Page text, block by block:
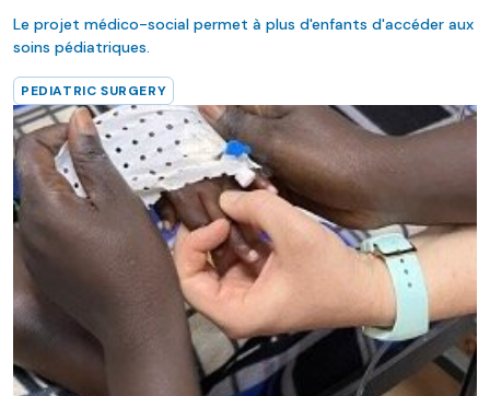
Le projet médico-social permet à plus d'enfants d'accéder aux
soins pédiatriques.
PEDIATRIC SURGERY